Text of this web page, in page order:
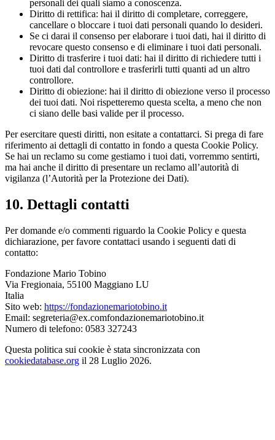
personali dei quali siamo a conoscenza.
Diritto di rettifica: hai il diritto di completare, correggere,
cancellare o bloccare i tuoi dati personali quando lo desideri.
Se ci darai il consenso per elaborare i tuoi dati, hai il diritto di
revocare questo consenso e di eliminare i tuoi dati personali.
Diritto di trasferire i tuoi dati: hai il diritto di richiedere tutti i
tuoi dati dal controllore e trasferirli tutti quanti ad un altro
controllore.
Diritto di obiezione: hai il diritto di obiezione verso il processo
dei tuoi dati. Noi rispetteremo questa scelta, a meno che non
ci siano delle basi valide per il processo.
Per esercitare questi diritti, non esitate a contattarci. Si prega di fare
riferimento ai dettagli di contatto in fondo a questa Cookie Policy.
Se hai un reclamo su come gestiamo i tuoi dati, vorremmo sentirti,
ma hai anche il diritto di presentare un reclamo all’autorità di
vigilanza (l’Autorità per la Protezione dei Dati).
10. Dettagli contatti
Per domande e/o commenti riguardo la Cookie Policy e questa
dichiarazione, per favore contattaci usando i seguenti dati di
contatto:
Fondazione Mario Tobino
Via Fregionaia, 55100 Maggiano LU
Italia
Sito web: https://fondazionemariotobino.it
Email: segreteria@ex.comfondazionemariotobino.it
Numero di telefono: 0583 327243
Questa politica sui cookie è stata sincronizzata con
cookiedatabase.org il 28 Luglio 2026.